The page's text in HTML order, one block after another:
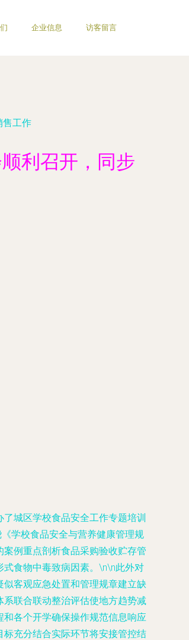
企业信息 访客留言
售工作
利召开，同步
城区学校食品安全工作专题培训
学校食品安全与营养健康管理规
例重点剖析食品采购验收贮存管
食物中毒致病因素。\n\n此外对
客观应急处置和管理规章建立缺
联合联动整治评估使地方趋势减
各个开学确保操作规范信息响应
充分结合实际环节将安接管控结